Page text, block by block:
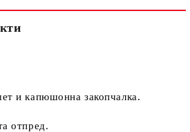
в рамките на работния ден.
и капюшонна закопчалка.
отпред.